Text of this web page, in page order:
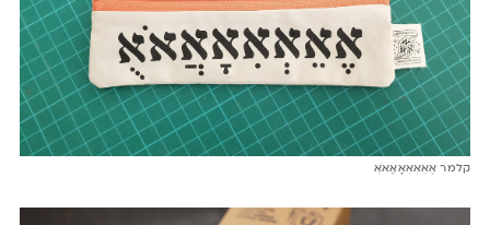
קלמר אֶאֵאְאִאָאֲאֹאֻ